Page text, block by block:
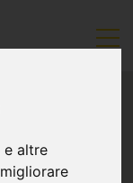
e altre